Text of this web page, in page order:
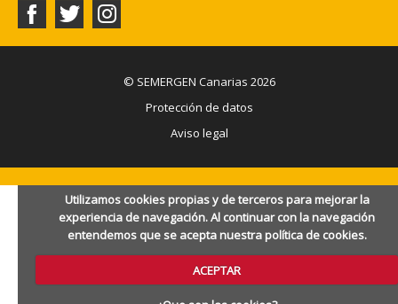
© SEMERGEN Canarias 2026
Protección de datos
Aviso legal
Utilizamos cookies propias y de terceros para mejorar la
experiencia de navegación. Al continuar con la navegación
entendemos que se acepta nuestra política de cookies.
ACEPTAR